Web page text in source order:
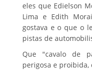
eles que Edielson
Lima e Edith
gostava e o que o
pistas de
Que "cavalo de
perigosa e proibida,